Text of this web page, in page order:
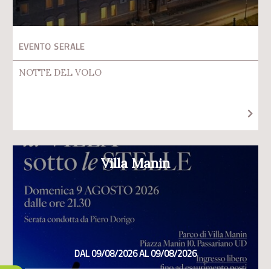
EVENTO SERALE
NOTTE DEL VOLO
Villa Manin
DAL 09/08/2026 AL 09/08/2026